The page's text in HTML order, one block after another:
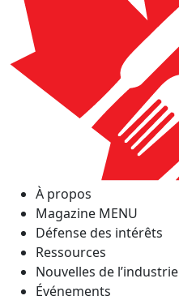
À propos
Magazine MENU
Défense des intérêts
Ressources
Nouvelles de l’industrie
Événements